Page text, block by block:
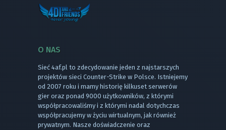
O NAS
Sieć 4af.pl to zdecydowanie jeden z najstarszych
projektów sieci Counter-Strike w Polsce. Istniejemy
od 2007 roku i mamy historię kilkuset serwerów
gier oraz ponad 9000 użytkowników, z którymi
współpracowaliśmy i z którymi nadal dotychczas
współpracujemy w życiu wirtualnym, jak również
prywatnym. Nasze doświadczenie oraz